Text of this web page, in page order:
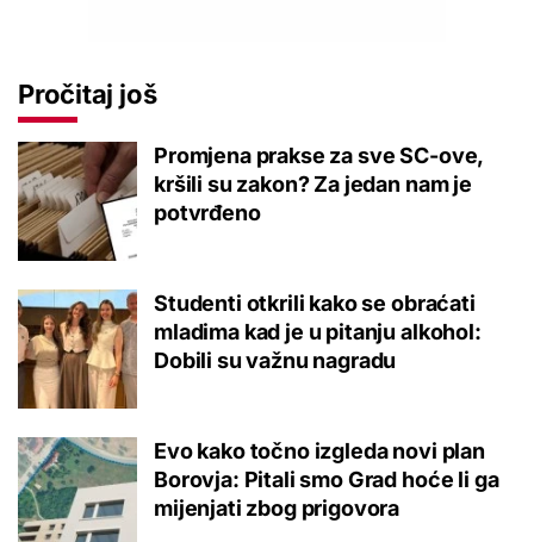
Pročitaj još
Promjena prakse za sve SC-ove,
kršili su zakon? Za jedan nam je
potvrđeno
Studenti otkrili kako se obraćati
mladima kad je u pitanju alkohol:
Dobili su važnu nagradu
Evo kako točno izgleda novi plan
Borovja: Pitali smo Grad hoće li ga
mijenjati zbog prigovora